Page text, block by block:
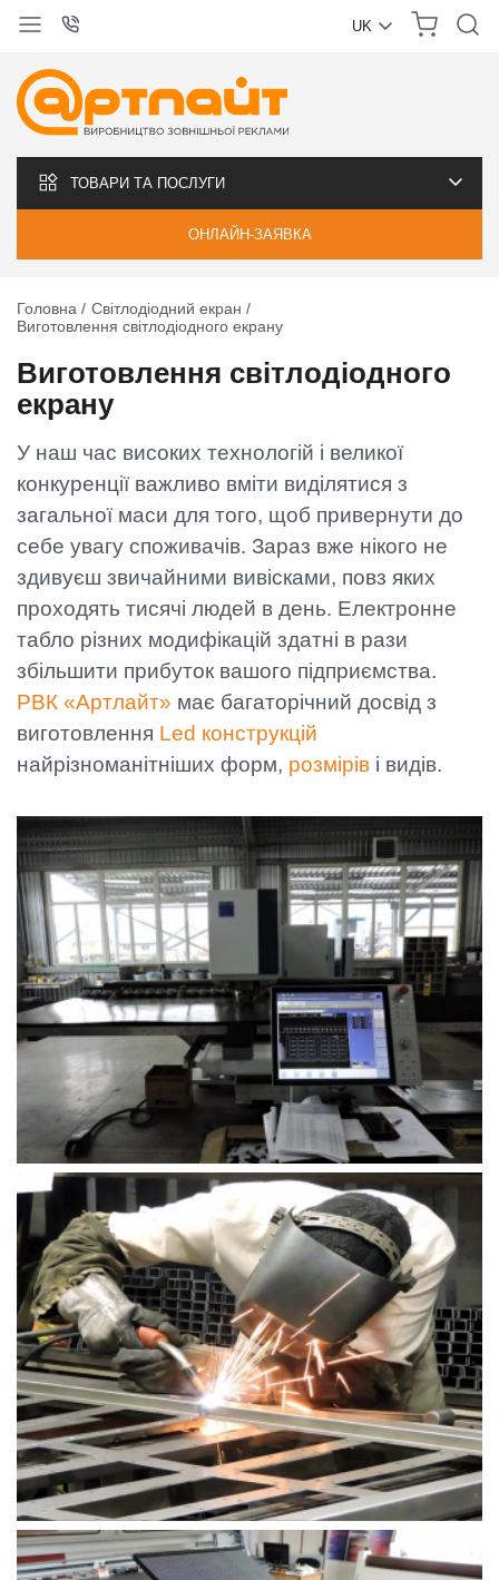
UK
ТОВАРИ ТА ПОСЛУГИ
ОНЛАЙН-ЗАЯВКА
Головна
Світлодіодний екран
Виготовлення світлодіодного екрану
Виготовлення світлодіодного
екрану
У наш час високих технологій і великої
конкуренції важливо вміти виділятися з
загальної маси для того, щоб привернути до
себе увагу споживачів. Зараз вже нікого не
здивуєш звичайними вивісками, повз яких
проходять тисячі людей в день. Електронне
табло різних модифікацій здатні в рази
збільшити прибуток вашого підприємства.
РВК «Артлайт» має багаторічний досвід з
виготовлення Led конструкцій
найрізноманітніших форм, розмірів і видів.